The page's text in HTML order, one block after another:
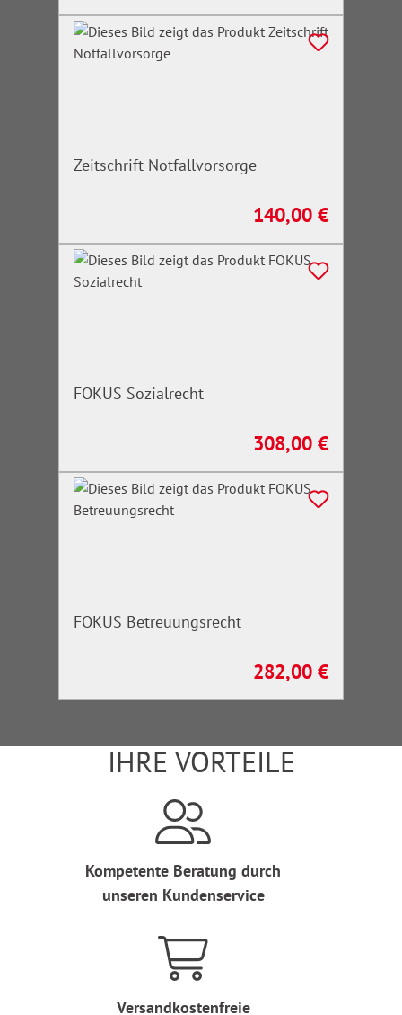
Zeitschrift Notfallvorsorge
Regulärer Preis:
140,00 €
FOKUS Sozialrecht
Regulärer Preis:
308,00 €
FOKUS Betreuungsrecht
Regulärer Preis:
282,00 €
IHRE VORTEILE
Kompetente Beratung durch
unseren Kundenservice
Versandkostenfreie